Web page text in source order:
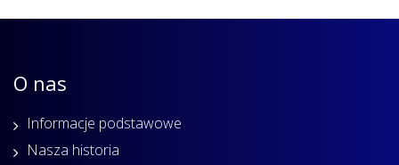
O nas
Informacje podstawowe
Nasza historia